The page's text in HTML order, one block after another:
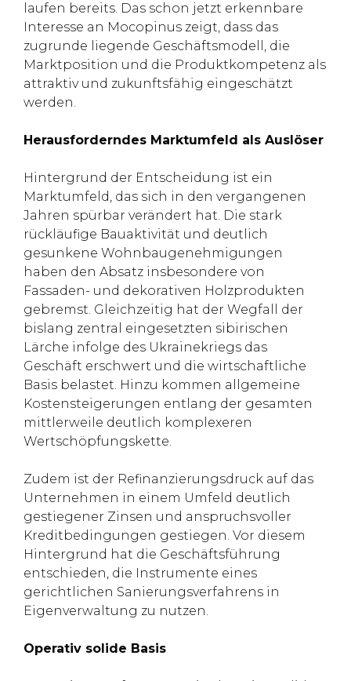
laufen bereits. Das schon jetzt erkennbare
Interesse an Mocopinus zeigt, dass das
zugrunde liegende Geschäftsmodell, die
Marktposition und die Produktkompetenz als
attraktiv und zukunftsfähig eingeschätzt
werden.
Herausforderndes Marktumfeld als Auslöser
Hintergrund der Entscheidung ist ein
Marktumfeld, das sich in den vergangenen
Jahren spürbar verändert hat. Die stark
rückläufige Bauaktivität und deutlich
gesunkene Wohnbaugenehmigungen
haben den Absatz insbesondere von
Fassaden- und dekorativen Holzprodukten
gebremst. Gleichzeitig hat der Wegfall der
bislang zentral eingesetzten sibirischen
Lärche infolge des Ukrainekriegs das
Geschäft erschwert und die wirtschaftliche
Basis belastet. Hinzu kommen allgemeine
Kostensteigerungen entlang der gesamten
mittlerweile deutlich komplexeren
Wertschöpfungskette.
Zudem ist der Refinanzierungsdruck auf das
Unternehmen in einem Umfeld deutlich
gestiegener Zinsen und anspruchsvoller
Kreditbedingungen gestiegen. Vor diesem
Hintergrund hat die Geschäftsführung
entschieden, die Instrumente eines
gerichtlichen Sanierungsverfahrens in
Eigenverwaltung zu nutzen.
Operativ solide Basis